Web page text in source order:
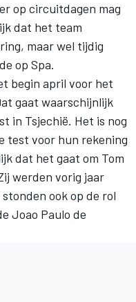
op circuitdagen mag
dat het team
maar wel tijdig
op Spa.
begin april voor het
gaat waarschijnlijk
in Tsjechië. Het is nog
test voor hun rekening
dat het gaat om Tom
werden vorig jaar
ook op de rol
Joao Paulo de